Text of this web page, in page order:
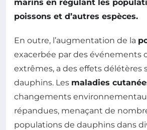
marins en régulant les
poissons et d’autres espèces.
En outre, l’augmentation de la
exacerbée par des événements
extrêmes, a des effets délétères
dauphins. Les maladies
changements
répandues, menaçant de
populations de dauphins dans